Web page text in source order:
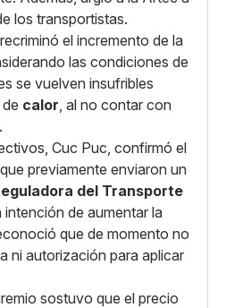
los transportistas.
el incremento de la
las condiciones de
se vuelven insufribles
calor, al no contar con
.
Cuc Puc, confirmó el
previamente enviaron un
del Transporte
de aumentar la
que de momento no
ni autorización para aplicar
sostuvo que el precio